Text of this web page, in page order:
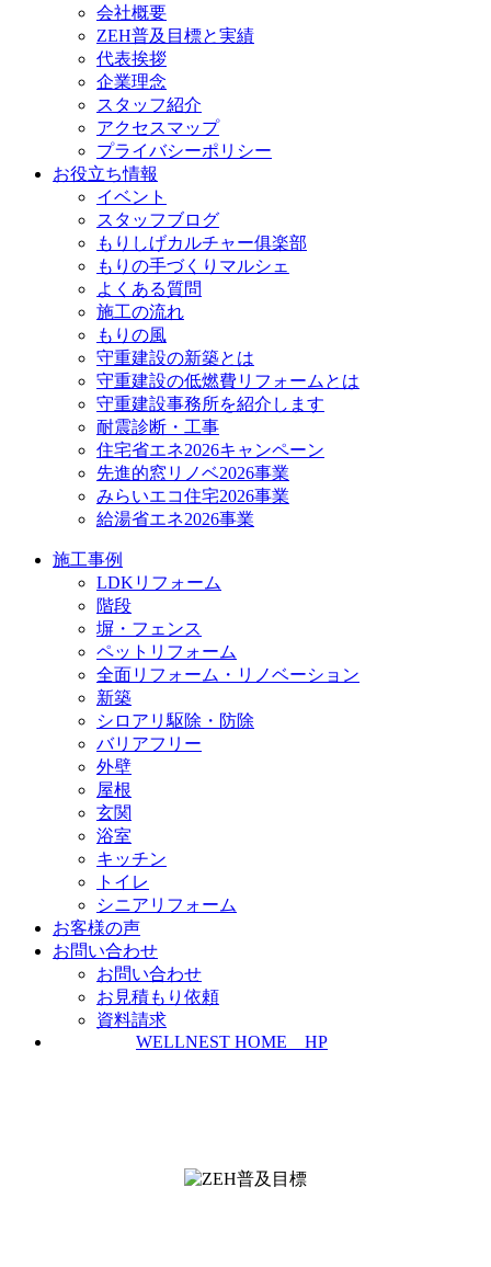
会社概要
ZEH普及目標と実績
代表挨拶
企業理念
スタッフ紹介
アクセスマップ
プライバシーポリシー
お役立ち情報
イベント
スタッフブログ
もりしげカルチャー俱楽部
もりの手づくりマルシェ
よくある質問
施工の流れ
もりの風
守重建設の新築とは
守重建設の低燃費リフォームとは
守重建設事務所を紹介します
耐震診断・工事
住宅省エネ2026キャンペーン
先進的窓リノベ2026事業
みらいエコ住宅2026事業
給湯省エネ2026事業
施工事例
LDKリフォーム
階段
塀・フェンス
ペットリフォーム
全面リフォーム・リノベーション
新築
シロアリ駆除・防除
バリアフリー
外壁
屋根
玄関
浴室
キッチン
トイレ
シニアリフォーム
お客様の声
お問い合わせ
お問い合わせ
お見積もり依頼
資料請求
WELLNEST HOME HP